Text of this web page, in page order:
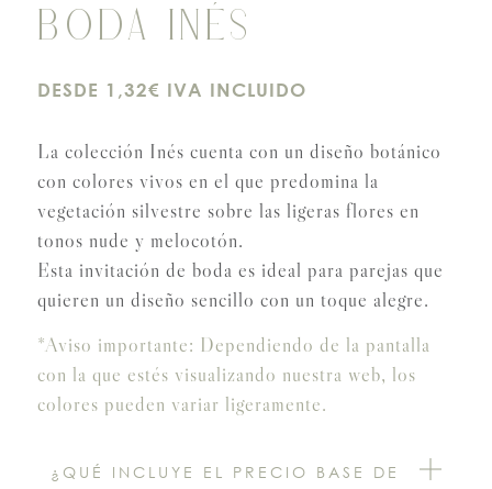
BODA INÉS
DESDE 1,32€ IVA INCLUIDO
La colección Inés cuenta con un diseño botánico
con colores vivos en el que predomina la
vegetación silvestre sobre las ligeras flores en
tonos nude y melocotón.
Esta invitación de boda es ideal para parejas que
quieren un diseño sencillo con un toque alegre.
*Aviso importante: Dependiendo de la pantalla
con la que estés visualizando nuestra web, los
colores pueden variar ligeramente.
¿QUÉ INCLUYE EL PRECIO BASE DE